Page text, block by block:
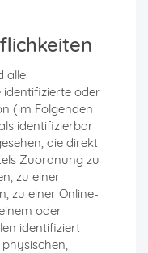
alle
identifizierte oder
(im Folgenden
identifizierbar
die direkt
Zuordnung zu
zu einer
zu einer Online-
oder
identifiziert